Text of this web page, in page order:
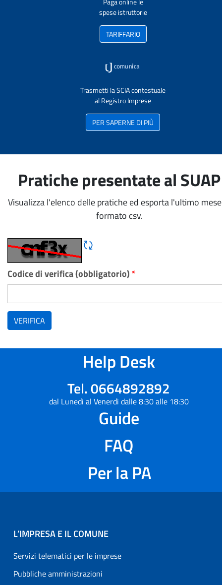
spese istruttorie
TARIFFARIO
Trasmetti la SCIA contestuale
al Registro Imprese
PER SAPERNE DI PIÙ
Pratiche presentate al SUAP
Visualizza l'elenco delle pratiche ed esporta l'ultimo
formato csv.
Rigene CAPTCHA
Codice di verifica (obbligatorio) *
VERIFICA
Help Desk
Tel. 0664892892
dal Lunedì al Venerdì dalle 8:30 alle 18:30
Guide
FAQ
Per la PA
L’IMPRESA E IL COMUNE
Servizi telematici per le imprese
Pubbliche amministrazioni